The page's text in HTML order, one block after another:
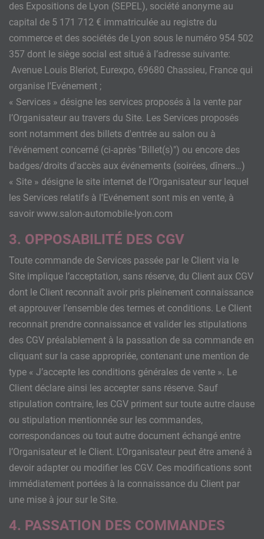
des Expositions de Lyon (SEPEL), société anonyme au
capital de 5 171 712 € immatriculée au registre du
commerce et des sociétés de Lyon sous le numéro 954 502
357 dont le siège social est situé à l’adresse suivante:
Avenue Louis Bleriot, Eurexpo, 69680 Chassieu, France qui
organise l'Evénement ;
« Services » désigne les services proposés à la vente par
l’Organisateur au travers du Site. Les Services proposés
sont notamment des billets d'entrée au salon ou à
l'événement concerné (ci-après "Billet(s)") ou encore des
badges/droits d'accès aux événements (soirées, dîners…)
« Site » désigne le site internet de l’Organisateur sur lequel
les Services relatifs à l'Evénement sont mis en vente, à
savoir www.salon-automobile-lyon.com
3. OPPOSABILITÉ DES CGV
Toute commande de Services passée par le Client via le
Site implique l’acceptation, sans réserve, du Client aux CGV
dont le Client reconnaît avoir pris pleinement connaissance
et approuver l’ensemble des termes et conditions. Le Client
reconnait prendre connaissance et valider les stipulations
des CGV préalablement à la passation de sa commande en
cliquant sur la case appropriée, contenant une mention de
type « J’accepte les conditions générales de vente ». Le
Client déclare ainsi les accepter sans réserve. Sauf
stipulation contraire, les CGV priment sur toute autre clause
ou stipulation mentionnée sur les commandes,
correspondances ou tout autre document échangé entre
l’Organisateur et le Client. L’Organisateur peut être amené à
devoir adapter ou modifier les CGV. Ces modifications sont
immédiatement portées à la connaissance du Client par
une mise à jour sur le Site.
4. PASSATION DES COMMANDES